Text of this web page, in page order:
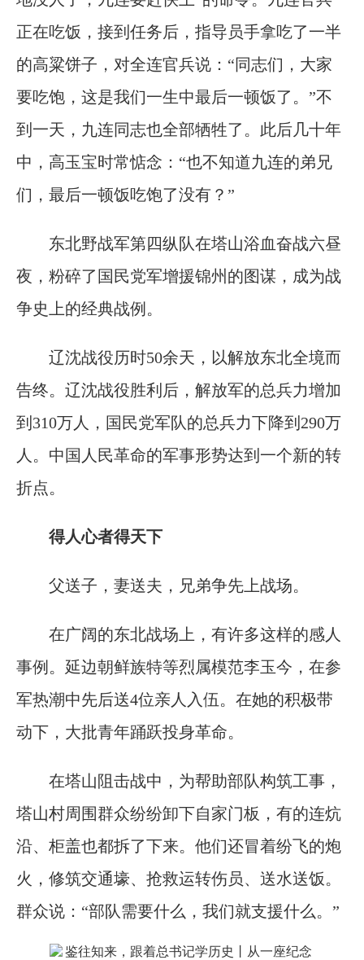
正在吃饭，接到任务后，指导员手拿吃了一半
的高粱饼子，对全连官兵说：“同志们，大家
要吃饱，这是我们一生中最后一顿饭了。”不
到一天，九连同志也全部牺牲了。此后几十年
中，高玉宝时常惦念：“也不知道九连的弟兄
们，最后一顿饭吃饱了没有？”
东北野战军第四纵队在塔山浴血奋战六昼
夜，粉碎了国民党军增援锦州的图谋，成为战
争史上的经典战例。
辽沈战役历时50余天，以解放东北全境而
告终。辽沈战役胜利后，解放军的总兵力增加
到310万人，国民党军队的总兵力下降到290万
人。中国人民革命的军事形势达到一个新的转
折点。
得人心者得天下
父送子，妻送夫，兄弟争先上战场。
在广阔的东北战场上，有许多这样的感人
事例。延边朝鲜族特等烈属模范李玉今，在参
军热潮中先后送4位亲人入伍。在她的积极带
动下，大批青年踊跃投身革命。
在塔山阻击战中，为帮助部队构筑工事，
塔山村周围群众纷纷卸下自家门板，有的连炕
沿、柜盖也都拆了下来。他们还冒着纷飞的炮
火，修筑交通壕、抢救运转伤员、送水送饭。
群众说：“部队需要什么，我们就支援什么。”